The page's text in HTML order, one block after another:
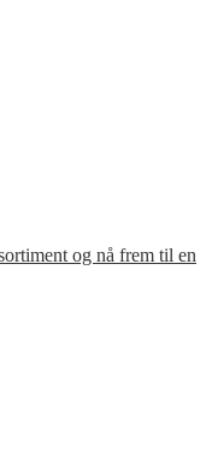
og nå frem til en